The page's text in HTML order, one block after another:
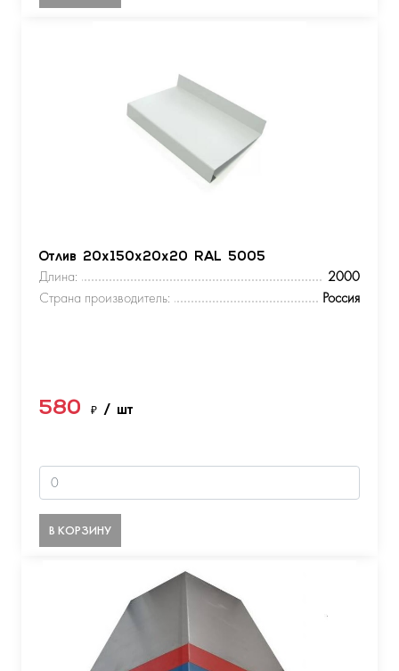
Отлив 20х150х20х20 RAL 5005
Длина:
2000
Страна производитель:
Россия
580 ₽ / шт
В КОРЗИНУ